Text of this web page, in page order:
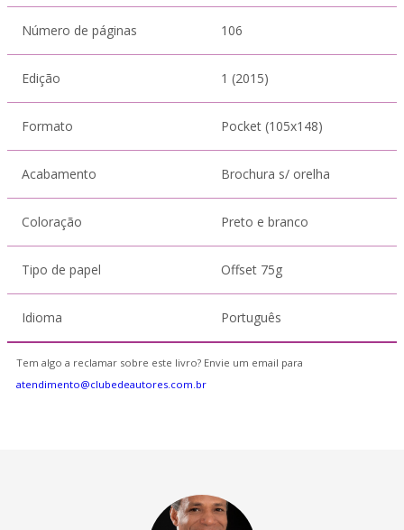
Número de páginas 106
Edição 1 (2015)
Formato Pocket (105x148)
Acabamento Brochura s/ orelha
Coloração Preto e branco
Tipo de papel Offset 75g
Idioma Português
Tem algo a reclamar sobre este livro? Envie um email para
atendimento@clubedeautores.com.br